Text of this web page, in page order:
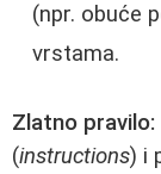
(npr. obuće
vrstama.
Zlatno pravilo:
(instructions) i